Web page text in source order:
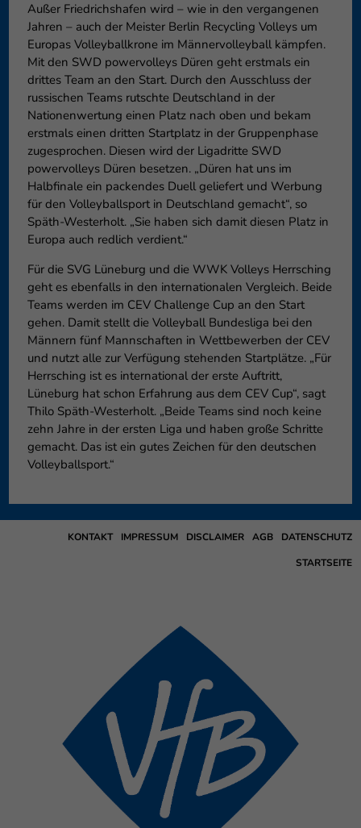
Außer Friedrichshafen wird – wie in den vergangenen
Jahren – auch der Meister Berlin Recycling Volleys um
Europas Volleyballkrone im Männervolleyball kämpfen.
Mit den SWD powervolleys Düren geht erstmals ein
drittes Team an den Start. Durch den Ausschluss der
russischen Teams rutschte Deutschland in der
Nationenwertung einen Platz nach oben und bekam
erstmals einen dritten Startplatz in der Gruppenphase
zugesprochen. Diesen wird der Ligadritte SWD
powervolleys Düren besetzen. „Düren hat uns im
Halbfinale ein packendes Duell geliefert und Werbung
für den Volleyballsport in Deutschland gemacht“, so
Späth-Westerholt. „Sie haben sich damit diesen Platz in
Europa auch redlich verdient.“
Für die SVG Lüneburg und die WWK Volleys Herrsching
geht es ebenfalls in den internationalen Vergleich. Beide
Teams werden im CEV Challenge Cup an den Start
gehen. Damit stellt die Volleyball Bundesliga bei den
Männern fünf Mannschaften in Wettbewerben der CEV
und nutzt alle zur Verfügung stehenden Startplätze. „Für
Herrsching ist es international der erste Auftritt,
Lüneburg hat schon Erfahrung aus dem CEV Cup“, sagt
Thilo Späth-Westerholt. „Beide Teams sind noch keine
zehn Jahre in der ersten Liga und haben große Schritte
gemacht. Das ist ein gutes Zeichen für den deutschen
Volleyballsport.“
DATENSCHUTZ
AGB
DISCLAIMER
IMPRESSUM
KONTAKT
STARTSEITE